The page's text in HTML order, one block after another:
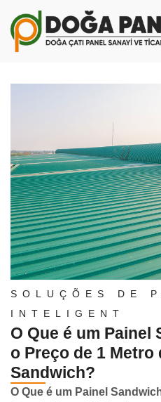
SOLUÇÕES DE
INTELIGENT
O Que é um Painel
o Preço de 1 Metro
Sandwich?
O Que é um Painel